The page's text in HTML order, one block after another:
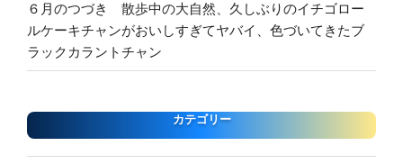
６月のつづき 散歩中の大自然、久しぶりのイチゴロー
ルケーキチャンがおいしすぎてヤバイ、色づいてきたブ
ラックカラントチャン
カテゴリー